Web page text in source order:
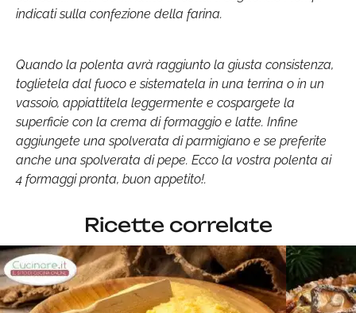
indicati sulla confezione della farina.
Quando la polenta avrà raggiunto la giusta consistenza,
toglietela dal fuoco e sistematela in una terrina o in un
vassoio, appiattitela leggermente e cospargete la
superficie con la crema di formaggio e latte. Infine
aggiungete una spolverata di parmigiano e se preferite
anche una spolverata di pepe. Ecco la vostra polenta ai
4 formaggi pronta, buon appetito!.
Ricette correlate